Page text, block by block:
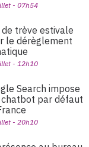
- 07h54
de trève estivale
le dérèglement
- 12h10
Search impose
par défaut
- 20h10